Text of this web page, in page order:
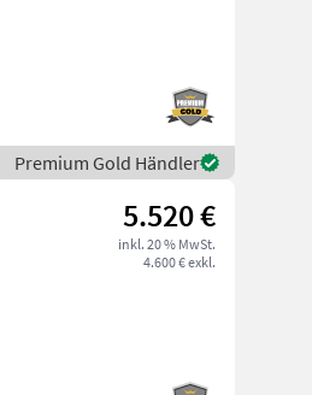
Premium Gold Händler
5.520 €
inkl. 20 % MwSt.
4.600 € exkl.